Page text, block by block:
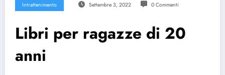
Intrattenimento Settembre 3, 2022 0 Commenti
Libri per ragazze di 20
anni